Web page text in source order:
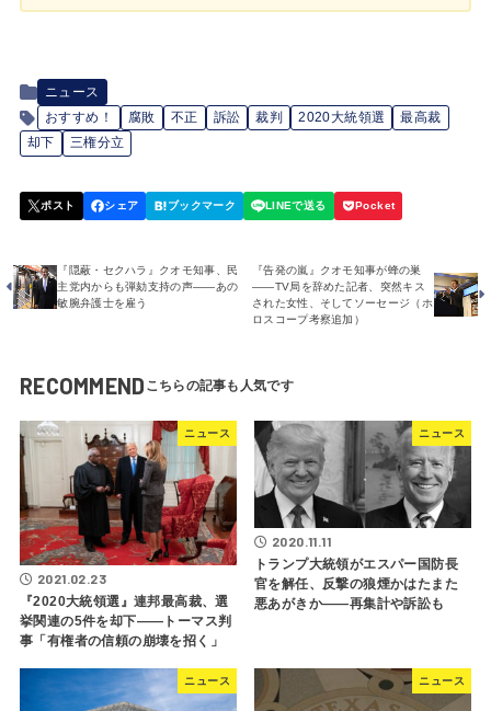
ニュース
おすすめ！
腐敗 不正 訴訟 裁判 2020大統領選
最高裁
却下
三権分立
『隠蔽・セクハラ』クオモ知事、民
主党内からも弾劾支持の声――あの
敏腕弁護士を雇う
『告発の嵐』クオモ知事が蜂の巣
――TV局を辞めた記者、突然キス
された女性、そしてソーセージ（ホ
ロスコープ考察追加）
RECOMMEND
ニュース
2021.02.23
『2020大統領選』連邦最高裁、選
挙関連の5件を却下――トーマス判
事「有権者の信頼の崩壊を招く」
ニュース
2020.11.11
トランプ大統領がエスパー国防長
官を解任、反撃の狼煙かはたまた
悪あがきか――再集計や訴訟も
ニュース ニュース